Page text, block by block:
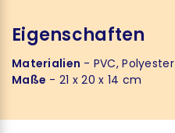
Eigenschaften
Materialien - PVC, Polyester
Maße - 21 x 20 x 14 cm